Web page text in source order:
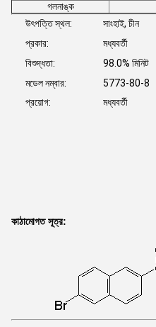
গলনাঙ্ক
উৎপত্তি স্থল:
সাংহাই, চীন
প্রকার:
মধ্যবর্তী
বিশুদ্ধতা:
98.0% মিনিট
মডেল নম্বার:
5773-80-8
প্রয়োগ:
মধ্যবর্তী
কাঠামোগত সূত্র: